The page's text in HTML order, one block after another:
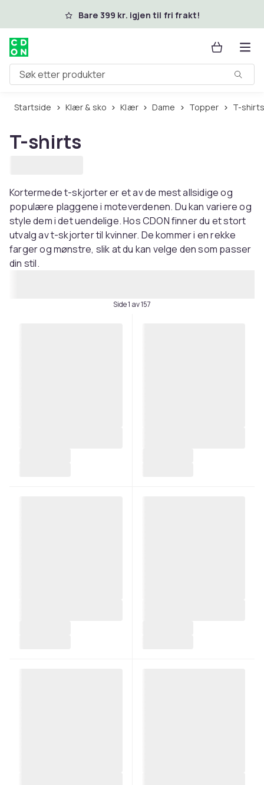
Hopp til hovedinnholdBare 399 kr. igjen til fri frakt!
Søk etter produkter
Startside Klær & sko Klær Dame Topper T-shirts
T-shirts
Kortermede t-skjorter er et av de mest allsidige og
populære plaggene i moteverdenen. Du kan variere og
style dem i det uendelige. Hos CDON finner du et stort
utvalg av t-skjorter til kvinner. De kommer i en rekke
farger og mønstre, slik at du kan velge den som passer
din stil.
Side 1 av 157